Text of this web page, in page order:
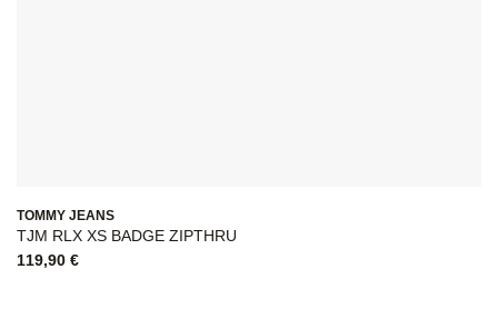
TOMMY JEANS
TJM RLX XS BADGE ZIPTHRU
119,90 €